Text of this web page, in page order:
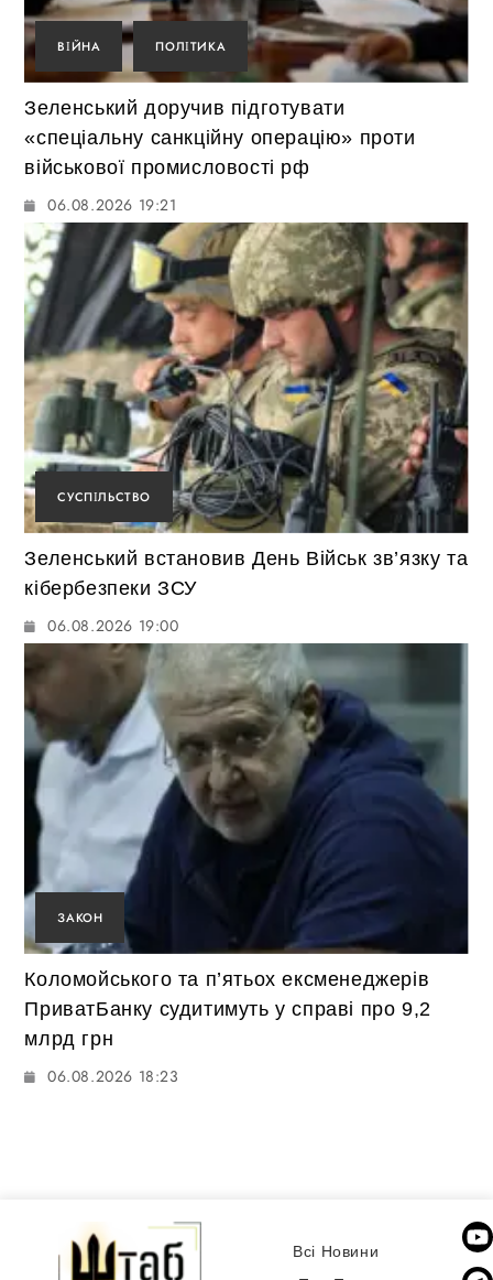
ВІЙНА ПОЛІТИКА
Зеленський доручив підготувати
«спеціальну санкційну операцію» проти
військової промисловості рф
06.08.2026 19:21
СУСПІЛЬСТВО
Зеленський встановив День Військ зв’язку та
кібербезпеки ЗСУ
06.08.2026 19:00
ЗАКОН
Коломойського та п’ятьох ексменеджерів
ПриватБанку судитимуть у справі про 9,2
млрд грн
06.08.2026 18:23
Всі Новини